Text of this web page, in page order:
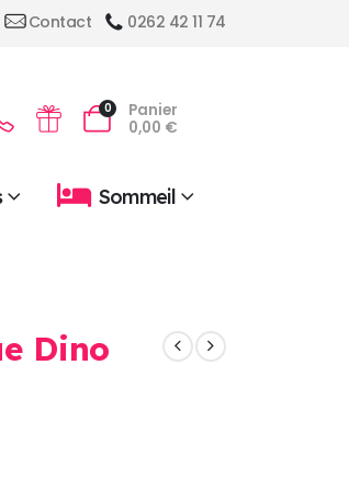
Contact 0262 42 11 74
0
Panier
0,00 €
Sommeil
Dino